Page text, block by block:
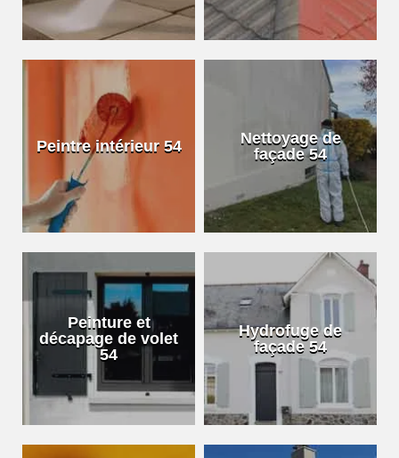
Peintre intérieur 54
Nettoyage de
façade 54
Peinture et
décapage de volet
54
Hydrofuge de
façade 54